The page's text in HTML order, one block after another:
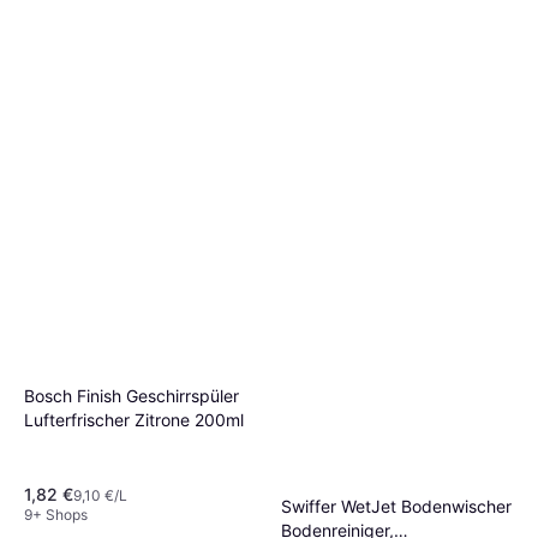
Bosch Finish Geschirrspüler
Lufterfrischer Zitrone 200ml
1,82 €9,10 €/L
9+ Shops
Swiffer WetJet Bodenwischer
Bodenreiniger,